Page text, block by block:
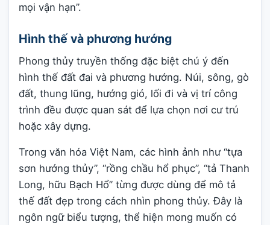
mọi vận hạn”.
Hình thế và phương hướng
Phong thủy truyền thống đặc biệt chú ý đến
hình thế đất đai và phương hướng. Núi, sông, gò
đất, thung lũng, hướng gió, lối đi và vị trí công
trình đều được quan sát để lựa chọn nơi cư trú
hoặc xây dựng.
Trong văn hóa Việt Nam, các hình ảnh như “tựa
sơn hướng thủy”, “rồng chầu hổ phục”, “tả Thanh
Long, hữu Bạch Hổ” từng được dùng để mô tả
thế đất đẹp trong cách nhìn phong thủy. Đây là
ngôn ngữ biểu tượng, thể hiện mong muốn có